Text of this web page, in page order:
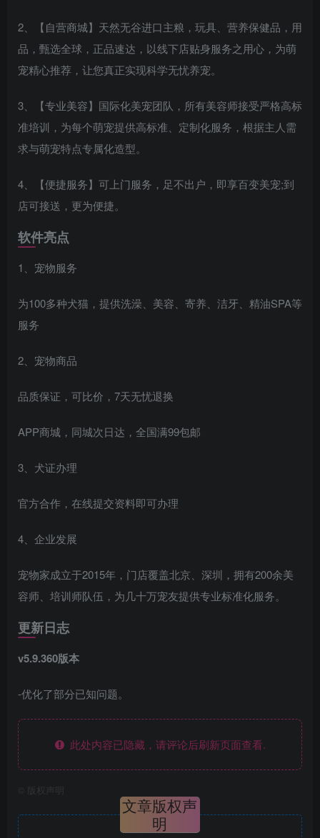
2、【自营商城】天然无谷进口主粮，玩具、营养保健品，用
品，甄选全球，正品速达，以线下店贴身服务之用心，为萌
宠精心推荐，让您真正实现科学无忧养宠。
3、【专业美容】国际化美宠团队，所有美容师接受严格高标
准培训，为每个萌宠提供高标准、定制化服务，根据主人需
求与萌宠特点专属化造型。
4、【便捷服务】可上门服务，足不出户，即享百变美宠;到
店可接送，更为便捷。
软件亮点
1、宠物服务
为100多种犬猫，提供洗澡、美容、寄养、洁牙、精油SPA等
服务
2、宠物商品
品质保证，可比价，7天无忧退换
APP商城，同城次日达，全国满99包邮
3、犬证办理
官方合作，在线提交资料即可办理
4、企业发展
宠物家成立于2015年，门店覆盖北京、深圳，拥有200余美
容师、培训师队伍，为几十万宠友提供专业标准化服务。
更新日志
v5.9.360版本
-优化了部分已知问题。
此处内容已隐藏，请评论后刷新页面查看.
版权声明
文章版权声
明